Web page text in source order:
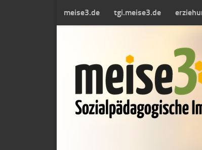
Zum Inhalt springen
meise3.de tgi.meise3.de